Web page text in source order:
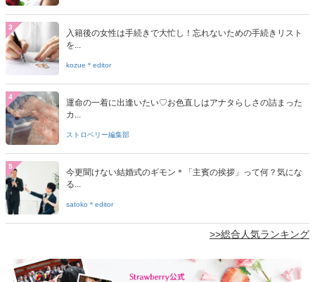
3
入籍後の女性は手続きで大忙し！忘れないための手続きリスト
を...
kozue＊editor
4
運命の一着に出逢いたい♡お色直しはアナタらしさの詰まった
カ...
ストロベリー編集部
5
今更聞けない結婚式のギモン＊「主賓の挨拶」って何？気にな
る...
satoko＊editor
>>総合人気ランキング